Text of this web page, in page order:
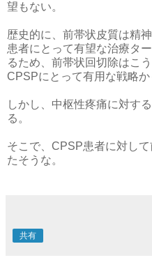
望もない。
歴史的に、前帯状皮質は精
患者にとって有望な治療タ
るため、前帯状回切除はこ
CPSPにとって有用な戦略か
しかし、中枢性疼痛に対す
る。
そこで、CPSP患者に対し
たそうな。
共有